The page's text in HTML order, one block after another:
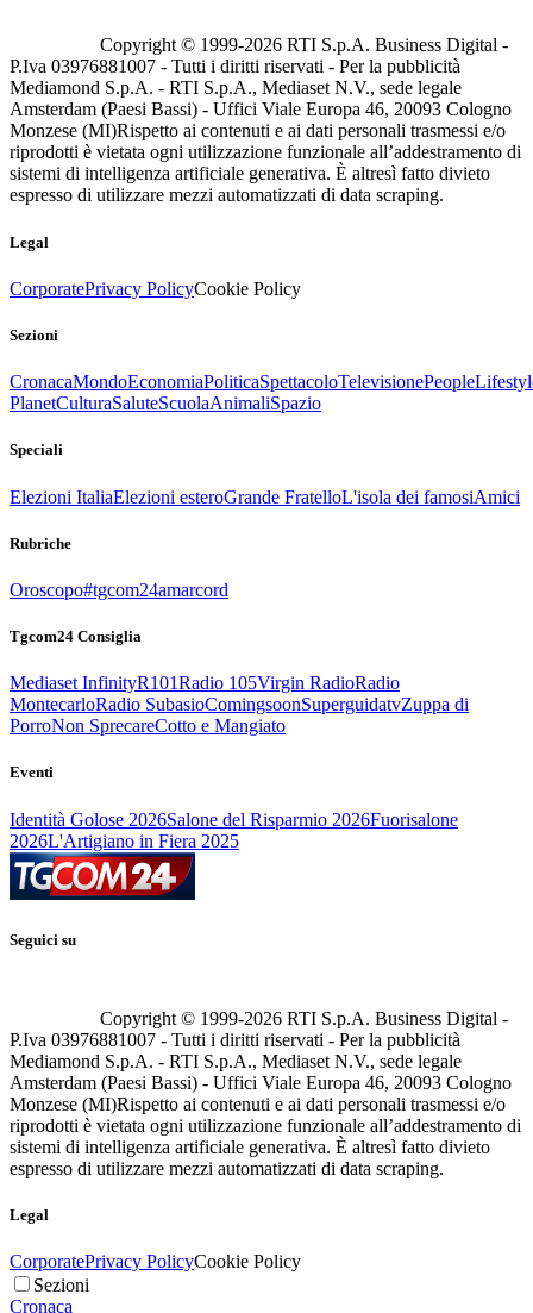
Copyright © 1999-2026 RTI S.p.A. Business Digital -
P.Iva 03976881007 - Tutti i diritti riservati - Per la pubblicità
Mediamond S.p.A. - RTI S.p.A., Mediaset N.V., sede legale
Amsterdam (Paesi Bassi) - Uffici Viale Europa 46, 20093 Cologno
Monzese (MI)Rispetto ai contenuti e ai dati personali trasmessi e/o
riprodotti è vietata ogni utilizzazione funzionale all’addestramento di
sistemi di intelligenza artificiale generativa. È altresì fatto divieto
espresso di utilizzare mezzi automatizzati di data scraping.
Legal
CorporatePrivacy PolicyCookie Policy
Sezioni
CronacaMondoEconomiaPoliticaSpettacoloTelevisionePeople
PlanetCulturaSaluteScuolaAnimaliSpazio
Speciali
Elezioni ItaliaElezioni esteroGrande FratelloL'isola dei famosiAmici
Rubriche
Oroscopo#tgcom24amarcord
Tgcom24 Consiglia
Mediaset InfinityR101Radio 105Virgin RadioRadio
MontecarloRadio SubasioComingsoonSuperguidatvZuppa di
PorroNon SprecareCotto e Mangiato
Eventi
Identità Golose 2026Salone del Risparmio 2026Fuorisalone
2026L'Artigiano in Fiera 2025
Seguici su
Copyright © 1999-2026 RTI S.p.A. Business Digital -
P.Iva 03976881007 - Tutti i diritti riservati - Per la pubblicità
Mediamond S.p.A. - RTI S.p.A., Mediaset N.V., sede legale
Amsterdam (Paesi Bassi) - Uffici Viale Europa 46, 20093 Cologno
Monzese (MI)Rispetto ai contenuti e ai dati personali trasmessi e/o
riprodotti è vietata ogni utilizzazione funzionale all’addestramento di
sistemi di intelligenza artificiale generativa. È altresì fatto divieto
espresso di utilizzare mezzi automatizzati di data scraping.
Legal
CorporatePrivacy PolicyCookie Policy
Sezioni
Cronaca